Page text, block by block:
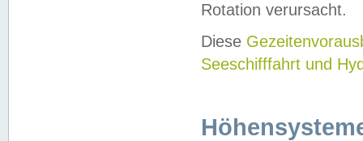
Rotation verursacht.
Diese
Seeschifffahrt und